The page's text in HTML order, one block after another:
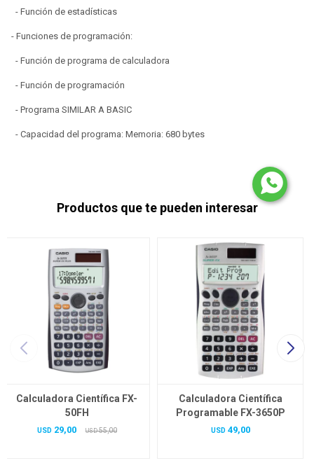
- Función de estadísticas
- Funciones de programación:
- Función de programa de calculadora
- Función de programación
- Programa SIMILAR A BASIC
- Capacidad del programa: Memoria: 680 bytes
Productos que te pueden interesar
Calculadora Científica FX-
50FH
USD 29,00 USD 55,00
Calculadora Científica
Programable FX-3650P
USD 49,00